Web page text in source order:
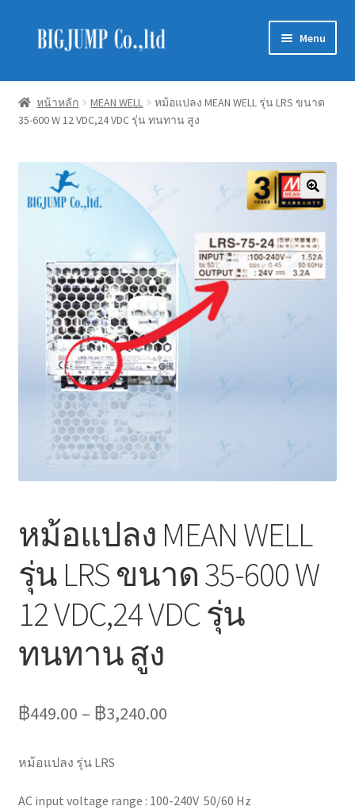
Skip
Skip
Menu
Schneider Electric
Philips Lighting
EVE Lighting
MEAN WELL
LUXRAM
Marvel electric
รับเหมาออกแบบติดตั้ง
มุมแชร์ความรู้
Expand
วิธีการชำระเงิน
การจัดส่งสินค้า
หน้าหลัก MEAN WELL
หม้อแปลง MEAN WELL รุ่น LRS ขนาด
35-600 W 12 VDC,24 VDC รุ่น ทนทาน สูง
หม้อแปลง MEAN WELL
รุ่น LRS ขนาด 35-600 W
12 VDC,24 VDC รุ่น
ทนทาน สูง
฿449.00 – ฿3,240.00
หม้อแปลง รุ่น LRS
AC input voltage range : 100-240V 50/60 Hz